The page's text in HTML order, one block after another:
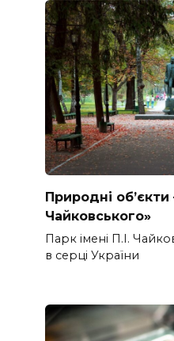
Природні об’єкти
Чайковського»
Парк імені П.І.
в серці України